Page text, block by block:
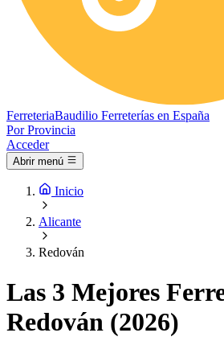
FerreteriaBaudilio Ferreterías en España
Por Provincia
Acceder
Abrir menú
Inicio
Alicante
Redován
Las 3 Mejores
Redován (2026)